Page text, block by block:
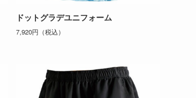
ドットグラデユニフォーム
7,920円（税込）